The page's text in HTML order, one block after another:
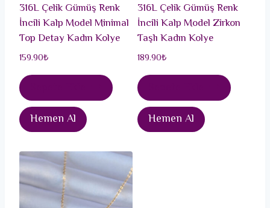
316L Çelik Gümüş Renk
İncili Kalp Model Minimal
Top Detay Kadın Kolye
159.90₺
Hemen Al
316L Çelik Gümüş Renk
İncili Kalp Model Zirkon
Taşlı Kadın Kolye
189.90₺
Hemen Al